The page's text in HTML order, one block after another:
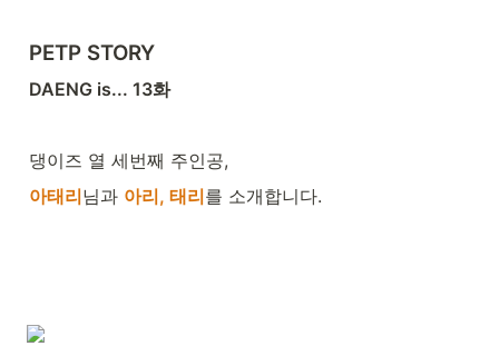
PETP STORY
DAENG is... 13화
댕이즈 열 세번째 주인공,
아태리님과 아리, 태리를 소개합니다.